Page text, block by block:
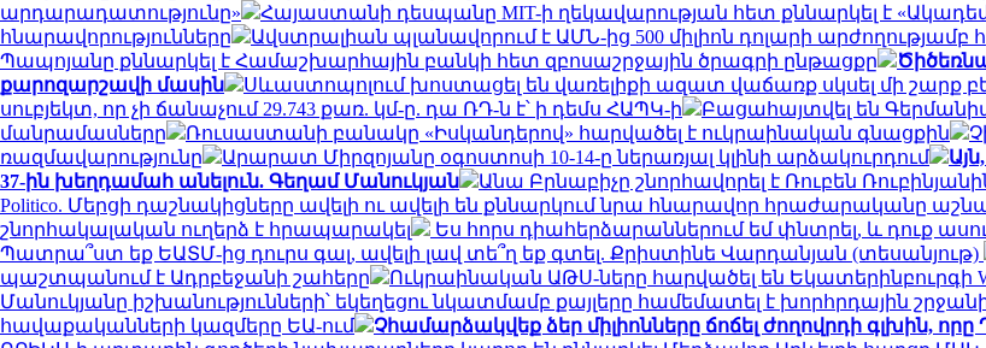
արդարադատությունը»
Հայաստանի դեսպանը MIT-ի ղեկավարության հետ քննարկել է
հնարավորությունները
Ավստրալիան պլանավորում է ԱՄՆ-ից 500 միլիոն դոլարի
Պապոյանը քննարկել է Համաշխարհային բանկի հետ զբոսաշրջային ծրագրի ընթացքը
քարոզարշավի մասին
Սևաստոպոլում խոստացել են վառելիքի ազատ վաճառք սկսել մի շարք
սուբյեկտ, որ չի ճանաչում 29.743 քառ. կմ-ը. դա ՌԴ-ն է՝ ի դեմս ՀԱՊԿ-ի
Բացահայտվել են
մանրամասները
Ռուսաստանի բանակը «Իսկանդերով» հարվածել է ուկրաինական գնացքին
ռազմավարությունը
Արարատ Միրզոյանը օգոստոսի 10-14-ը ներառյալ կլինի արձակուրդում
37-ին խեղդամահ անելուն. Գեղամ Մանուկյան
Անա Բրնաբիչը շնորհավորել է Ռուբեն
Politico. Մերցի դաշնակիցները ավելի ու ավելի են քննարկում նրա հնարավոր հրաժարականը
շնորհակալական ուղերձ է հրապարակել
Ես հորս դիահերձարաններում եմ փնտրել, և դուք
Պատրա՞ստ եք ԵԱՏՄ-ից դուրս գալ, ավելի լավ տե՞ղ եք գտել. Քրիստինե Վարդանյան (տեսանյութ)
պաշտպանում է Ադրբեջանի շահերը
Ուկրաինական ԱԹՍ-ները հարվածել են Եկատերինբուրգի
Մանուկյանը իշխանությունների՝ եկեղեցու նկատմամբ քայլերը համեմատել է խորհրդային
հավաքականների կազմերը ԵԱ-ում
Չհամարձակվեք ձեր միլիոնները ճոճել ժողովրդի գլխին,